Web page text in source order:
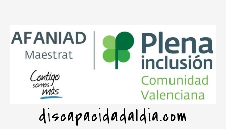
contenido
discapacidadaldia.com